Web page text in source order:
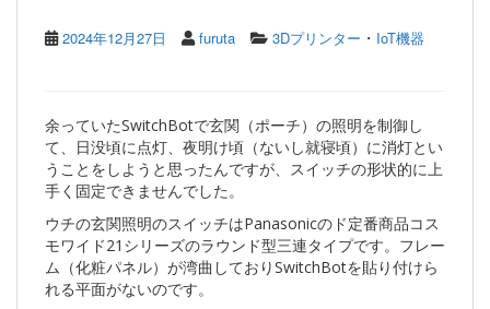
2024年12月27日 furuta 3Dプリンター ・ IoT機器
余っていたSwitchBotで玄関（ポーチ）の照明を制御し
て、日没頃に点灯、夜明け頃（ないし就寝頃）に消灯とい
うことをしようと思ったんですが、スイッチの形状的に上
手く固定できませんでした。
ウチの玄関照明のスイッチはPanasonicのド定番商品コス
モワイド21シリーズのラウンド型三連タイプです。フレー
ム（化粧パネル）が湾曲しておりSwitchBotを貼り付けら
れる平面がないのです。